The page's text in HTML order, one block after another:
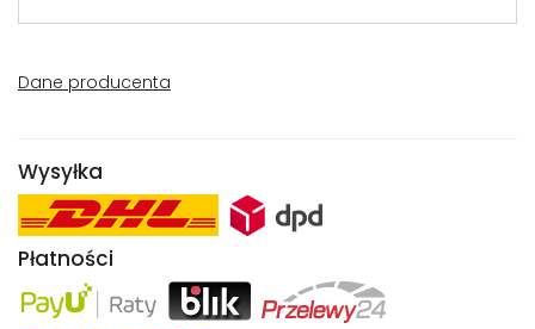
Dane producenta
Wysyłka
Płatności